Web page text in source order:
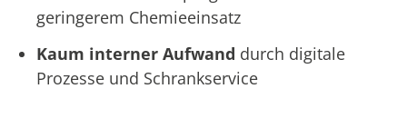
geringerem Chemieeinsatz
Kaum interner Aufwand durch digitale
Prozesse und Schrankservice